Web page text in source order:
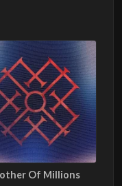
Of Millions